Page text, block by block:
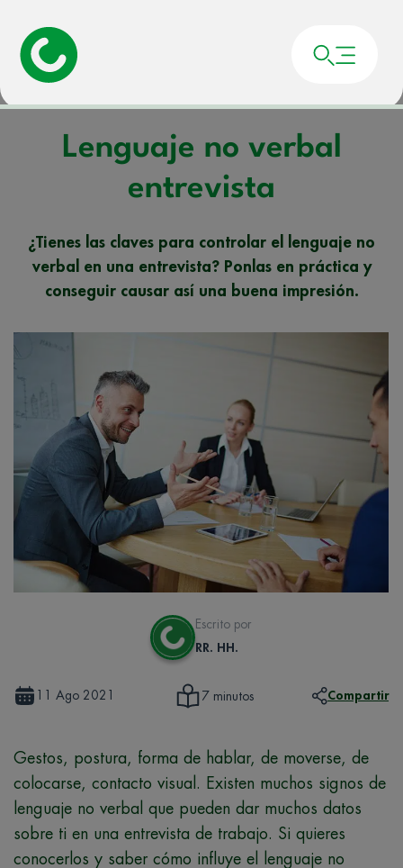
Portada»
Lenguaje no verbal
entrevista
¿Tienes las claves para controlar el lenguaje no
verbal en una entrevista? Ponlas en práctica y
conseguir causar así una buena impresión.
Escrito por
RR. HH.
11 Ago 2021 7 minutos Compartir
Gestos, postura, forma de hablar, de moverse, de
colocarse, contacto visual. Existen muchos signos de
lenguaje no verbal que pueden dar muchos datos
sobre ti en una entrevista de trabajo. Si quieres
conocerlos y saber cómo influye el lenguaje no